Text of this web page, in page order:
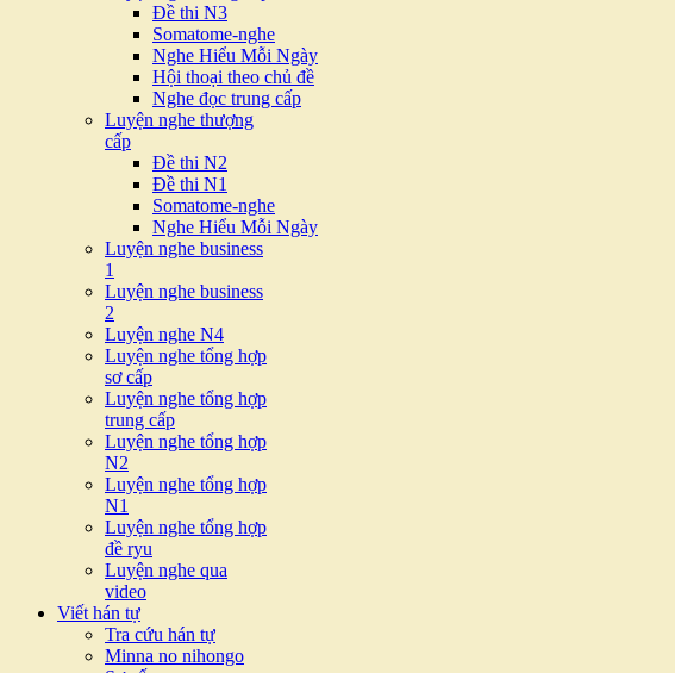
Đề thi N3
Somatome-nghe
Nghe Hiểu Mỗi Ngày
Hội thoại theo chủ đề
Nghe đọc trung cấp
Luyện nghe thượng
cấp
Đề thi N2
Đề thi N1
Somatome-nghe
Nghe Hiểu Mỗi Ngày
Luyện nghe business
1
Luyện nghe business
2
Luyện nghe N4
Luyện nghe tổng hợp
sơ cấp
Luyện nghe tổng hợp
trung cấp
Luyện nghe tổng hợp
N2
Luyện nghe tổng hợp
N1
Luyện nghe tổng hợp
đề ryu
Luyện nghe qua
video
Viết hán tự
Tra cứu hán tự
Minna no nihongo